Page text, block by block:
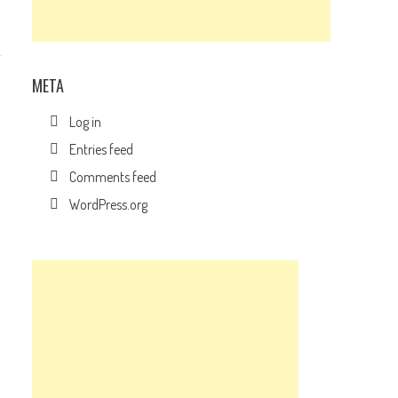
META
Log in
Entries feed
Comments feed
WordPress.org